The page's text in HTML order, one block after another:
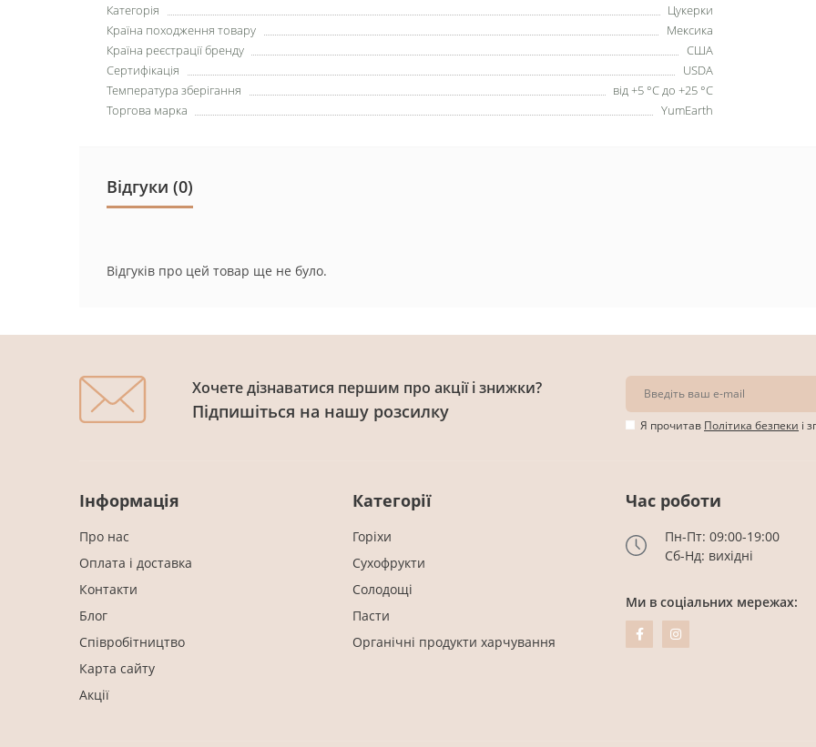
Категорія
Цукерки
Країна походження товару
Мексика
Країна реєстрації бренду
США
Сертифікація
USDA
Температура зберігання
від +5 °C до +25 °C
Торгова марка
YumEarth
Відгуки (0)
Відгуків про цей товар ще не було.
Хочете дізнаватися першим про акції і знижки?
Підпишіться на нашу розсилку
Я прочитав Політика безпеки і
Інформація
Про нас
Оплата і доставка
Контакти
Блог
Співробітництво
Карта сайту
Акції
Категорії
Горіхи
Cухофрукти
Солодощі
Пасти
Органічні продукти харчування
Час роботи
Пн-Пт: 09:00-19:00
Сб-Нд: вихідні
Ми в соціальних мережах: